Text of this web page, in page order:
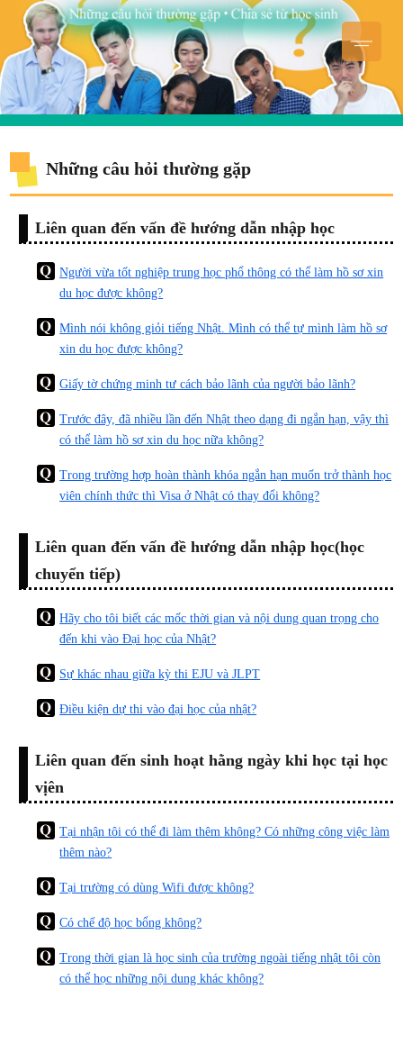
Những câu hỏi thường gặp
Liên quan đến vấn đề hướng dẫn nhập học
Người vừa tốt nghiệp trung học phổ thông có thể làm hồ sơ xin
du học được không?
Mình nói không giỏi tiếng Nhật. Mình có thể tự mình làm hồ sơ
xin du học được không?
Giấy tờ chứng minh tư cách bảo lãnh của người bảo lãnh?
Trước đây, đã nhiều lần đến Nhật theo dạng đi ngắn hạn, vậy thì
có thể làm hồ sơ xin du học nữa không?
Trong trường hợp hoàn thành khóa ngắn hạn muốn trở thành học
viên chính thức thì Visa ở Nhật có thay đổi không?
Liên quan đến vấn đề hướng dẫn nhập học(học
chuyển tiếp)
Hãy cho tôi biết các mốc thời gian và nội dung quan trọng cho
đến khi vào Đại học của Nhật?
Sự khác nhau giữa kỳ thi EJU và JLPT
Điều kiện dự thi vào đại học của nhật?
Liên quan đến sinh hoạt hằng ngày khi học tại học
vịên
Tại nhận tôi có thể đi làm thêm không? Có những công việc làm
thêm nào?
Tại trường có dùng Wifi được không?
Có chế độ học bổng không?
Trong thời gian là học sinh của trường ngoài tiếng nhật tôi còn
có thể học những nội dung khác không?